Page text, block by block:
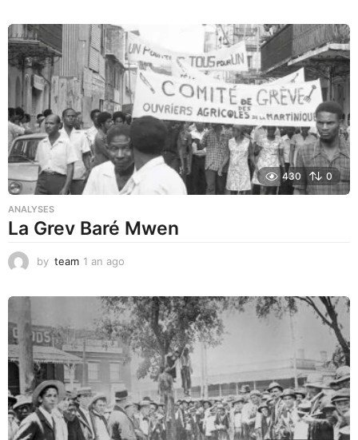
a
g
o
430 0
ANALYSES
La Grev Baré Mwen
by team 1 an ago
a
g
o